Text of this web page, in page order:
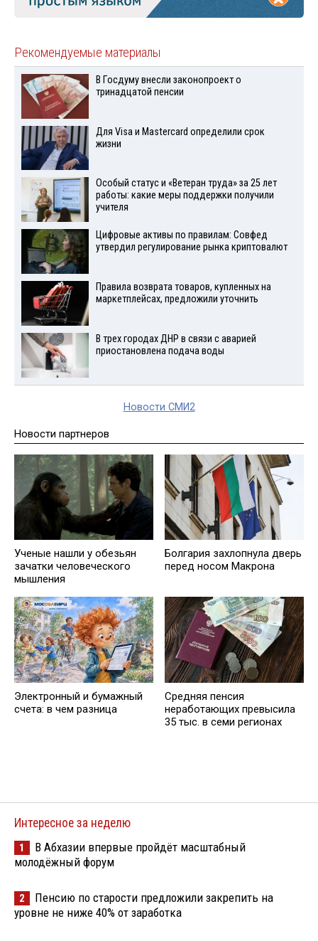
Рекомендуемые материалы
В Госдуму внесли законопроект о
тринадцатой пенсии
Для Visа и Mastercard определили срок
жизни
Особый статус и «Ветеран труда» за 25 лет
работы: какие меры поддержки получили
учителя
Цифровые активы по правилам: Совфед
утвердил регулирование рынка криптовалют
Правила возврата товаров, купленных на
маркетплейсах, предложили уточнить
В трех городах ДНР в связи с аварией
приостановлена подача воды
Новости СМИ2
Новости партнеров
Ученые нашли у обезьян
зачатки человеческого
мышления
Болгария захлопнула дверь
перед носом Макрона
Электронный и бумажный
счета: в чем разница
Средняя пенсия
неработающих превысила
35 тыс. в семи регионах
Интересное за неделю
1
В Абхазии впервые пройдёт масштабный
молодёжный форум
2
Пенсию по старости предложили закрепить на
уровне не ниже 40% от заработка